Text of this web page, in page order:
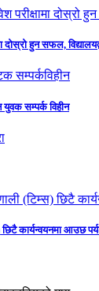
हुन सफल,
युवक सम्पर्क विहीन
कार्यन्वयनमा आउछ